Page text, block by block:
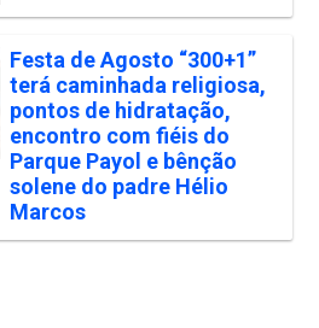
Festa de Agosto “300+1”
terá caminhada religiosa,
pontos de hidratação,
encontro com fiéis do
Parque Payol e bênção
solene do padre Hélio
Marcos